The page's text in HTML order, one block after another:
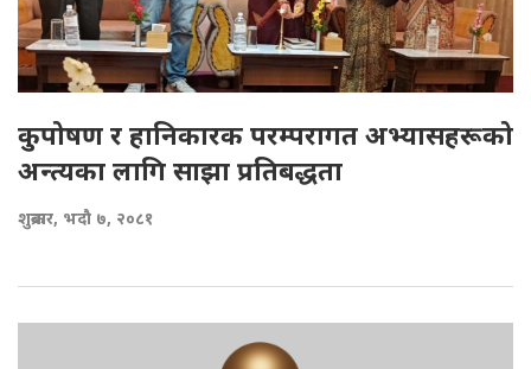
कुपोषण र हानिकारक परम्परागत अभ्यासहरूको
अन्त्यका लागि साझा प्रतिबद्धता
शुक्रबार, भदौ ७, २०८१